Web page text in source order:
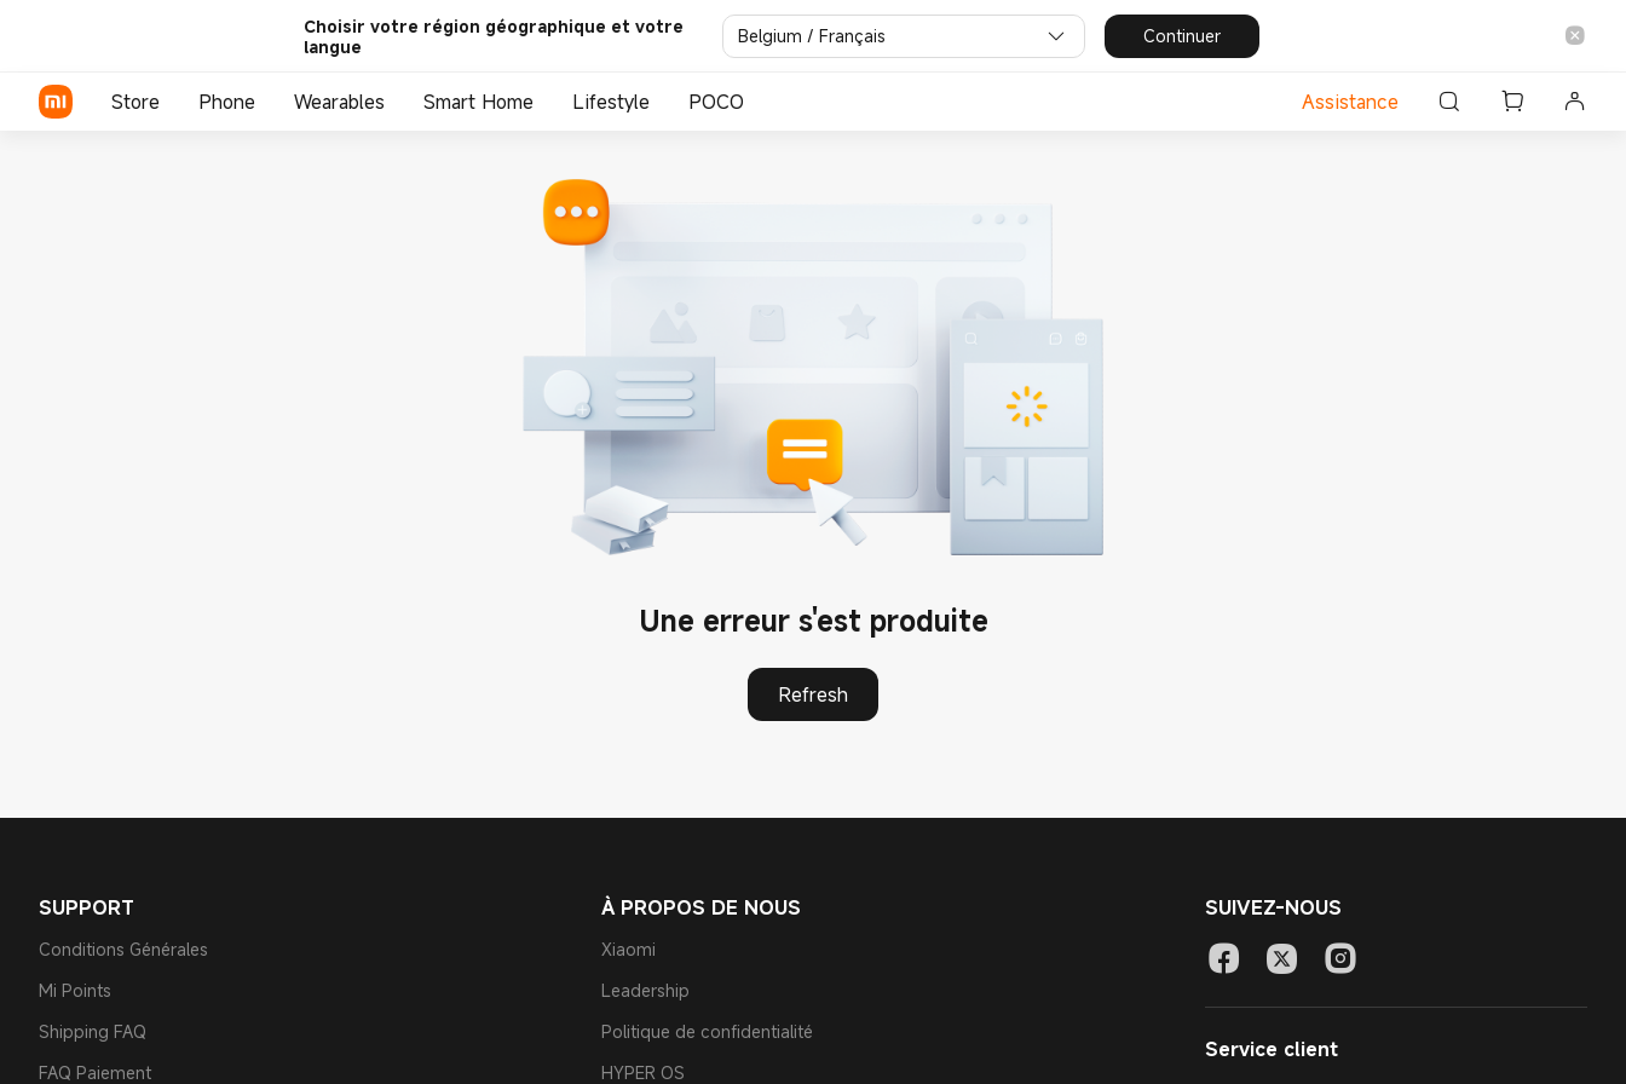
Choisir votre région géographique et votre
langue
Belgium / Français Continuer
Store Phone Wearables Smart Home Lifestyle POCO Assistance
Une erreur s'est produite
Refresh
SUPPORT
Conditions Générales
Mi Points
Shipping FAQ
FAQ Paiement
À PROPOS DE NOUS
Xiaomi
Leadership
Politique de confidentialité
HYPER OS
SUIVEZ-NOUS
Service client